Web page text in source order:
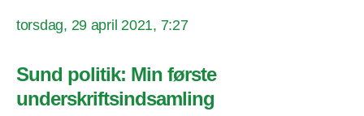
torsdag, 29 april 2021, 7:27
Sund politik: Min første
underskriftsindsamling